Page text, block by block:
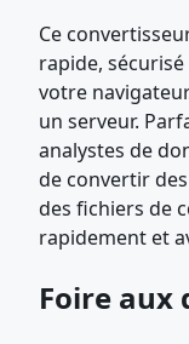
Ce
rapide,
votre
un serveur.
analystes de
de convertir
des fichiers de
rapidement et
Foire aux